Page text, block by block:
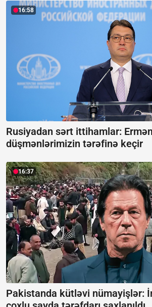
16:58
Rusiyadan sərt ittihamlar:
düşmənlərimizin tərəfinə keçir
16:37
Pakistanda kütləvi nümayişlər: